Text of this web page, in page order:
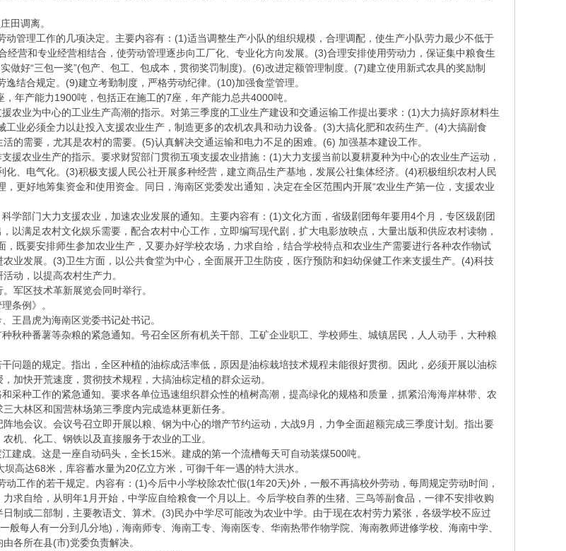
田调离。
管理工作的几项决定。主要内容有：(1)适当调整生产小队的组织规模，合理调配，使生产小队劳力最少不低于
经营和专业经营相结合，使劳动管理逐步向工厂化、专业化方向发展。(3)合理安排使用劳动力，保证集中粮食生
做好“三包一奖”(包产、包工、包成本，贯彻奖罚制度)。(6)改进定额管理制度。(7)建立使用新式农具的奖励制
结合规定。(9)建立考勤制度，严格劳动纪律。(10)加强食堂管理。
年产能力1900吨，包括正在施工的7座，年产能力总共4000吨。
农业为中心的工业生产高潮的指示。对第三季度的工业生产建设和交通运输工作提出要求：(1)大力搞好原材料生
业必须全力以赴投入支援农业生产，制造更多的农机农具和动力设备。(3)大搞化肥和农药生产。(4)大搞副食
的需要，尤其是农村的需要。(5)认真解决交通运输和电力不足的困难。(6) 加强基本建设工作。
农业生产的指示。要求财贸部门贯彻五项支援农业措施：(1)大力支援当前以夏耕夏种为中心的农业生产运动，
、电气化。(3)积极支援人民公社开展多种经营，建立商品生产基地，发展公社集体经济。(4)积极组织农村人民
更好地筹集资金和使用资金。同日，海南区党委发出通知，决定在全区范围内开展“农业生产第一位，支援农业
学部门大力支援农业，加速农业发展的通知。主要内容有：(1)文化方面，省级剧团每年要用4个月，专区级剧团
以满足农村文化娱乐需要，配合农村中心工作，立即编写现代剧，扩大电影放映点，大量出版和供应农村读物，
，既要安排师生参加农业生产，又要办好学校农场，力求自给，结合学校特点和农业生产需要进行各种农作物试
业发展。(3)卫生方面，以公共食堂为中心，全面展开卫生防疫，医疗预防和妇幼保健工作来支援生产。(4)科技
动，以提高农村生产力。
军区技术革新展览会同时举行。
条例》。
王昌虎为海南区党委书记处书记。
秋种番薯等杂粮的紧急通知。号召全区所有机关干部、工矿企业职工、学校师生、城镇居民，人人动手，大种粮
问题的规定。指出，全区种植的油棕成活率低，原因是油棕栽培技术规程未能很好贯彻。因此，必须开展以油棕
加快开荒速度，贯彻技术规程，大搞油棕定植的群众运动。
采种工作的紧急通知。要求各单位迅速组织群众性的植树高潮，提高绿化的规格和质量，抓紧沿海海岸林带、农
大林区和国营林场第三季度内完成造林更新任务。
地会议。会议号召立即开展以粮、钢为中心的增产节约运动，大战9月，力争全面超额完成三季度计划。指出要
机、化工、钢铁以及直接服务于农业的工业。
成。这是一座自动码头，全长15米。建成的第一个流槽每天可自动装煤500吨。
高达68米，库容蓄水量为20亿立方米，可御千年一遇的特大洪水。
工作的若干规定。内容有：(1)今后中小学校除农忙假(1年20天)外，一般不再搞校外劳动，每周规定劳动时间，
求自给，从明年1月开始，中学应自给粮食一个月以上。今后学校自养的生猪、三鸟等副食品，一律不安排收购
制或二部制，主要教语文、算术。(3)民办中学尽可能改为农业中学。由于现在农村劳力紧张，各级学校不应过
般每人有一分到几分地)，海南师专、海南工专、海南医专、华南热带作物学院、海南教师进修学校、海南中学、
各所在县(市)党委负责解决。